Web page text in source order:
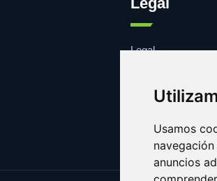
Usamos
anuncios
Legal
Contacto